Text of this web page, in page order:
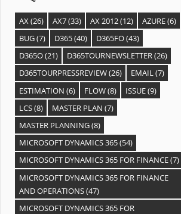
AX(26) AX7(33) AX 2012(12) AZURE(6)
BUG(7) D365(40) D365FO(43)
D365O(21) D365TOURNEWSLETTER(26)
D365TOURPRESSREVIEW(26) EMAIL(7)
ESTIMATION (6) FLOW(8) ISSUE(9)
LCS(8) MASTER PLAN (7)
MASTER PLANNING(8)
MICROSOFT DYNAMICS 365(54)
MICROSOFT DYNAMICS 365 FOR FINANCE(7)
MICROSOFT DYNAMICS 365 FOR FINANCE
AND OPERATIONS(47)
MICROSOFT DYNAMICS 365 FOR